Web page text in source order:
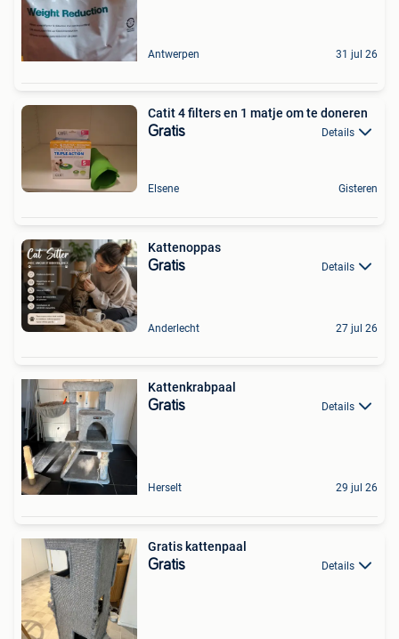
Antwerpen 31 jul 26
Catit 4 filters en 1 matje om te doneren
Gratis Details
Elsene Gisteren
Kattenoppas
Gratis Details
Anderlecht 27 jul 26
Kattenkrabpaal
Gratis Details
Herselt 29 jul 26
Gratis kattenpaal
Gratis Details